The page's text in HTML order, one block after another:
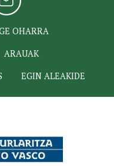
OHARRA
ARAUAK
EGIN ALEAKIDE